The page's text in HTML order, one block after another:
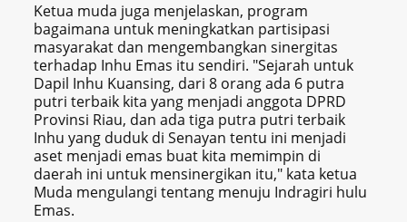
Ketua muda juga menjelaskan, program
bagaimana untuk meningkatkan partisipasi
masyarakat dan mengembangkan sinergitas
terhadap Inhu Emas itu sendiri. "Sejarah untuk
Dapil Inhu Kuansing, dari 8 orang ada 6 putra
putri terbaik kita yang menjadi anggota DPRD
Provinsi Riau, dan ada tiga putra putri terbaik
Inhu yang duduk di Senayan tentu ini menjadi
aset menjadi emas buat kita memimpin di
daerah ini untuk mensinergikan itu," kata ketua
Muda mengulangi tentang menuju Indragiri hulu
Emas.